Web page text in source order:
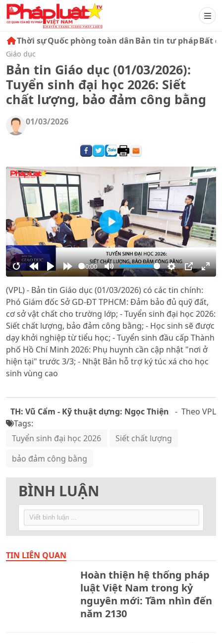
Thời sựQuốc phòng toàn dânBản tin tư phápBất
Giáo dục
Bản tin Giáo dục (01/03/2026):
Tuyển sinh đại học 2026: Siết
chất lượng, bảo đảm công bằng
01/03/2026
RestartRewind
10s
PlayForward
10s
00:00
Mute Settings
PIP
Play
(VPL) - Bản tin Giáo dục (01/03/2026) có các tin chính:
Phó Giám đốc Sở GD-ĐT TPHCM: Đảm bảo đủ quỹ đất,
cơ sở vật chất cho trường lớp; - Tuyển sinh đại học 2026:
Siết chất lượng, bảo đảm công bằng; - Học sinh sẽ được
dạy khởi nghiệp từ tiểu học; - Tuyển sinh đầu cấp Thành
phố Hồ Chí Minh 2026: Phụ huynh cần cập nhật "nơi ở
hiện tại" trước 3/3; - Nhật Bản hỗ trợ ký túc xá cho học
sinh vùng cao
TH: Vũ Cẩm - Kỹ thuật dựng: Ngọc Thiện - Theo VPL
Tags:
Tuyển sinh đại học 2026
Siết chất lượng
bảo đảm công bằng
BÌNH LUẬN
TIN LIÊN QUAN
Hoàn thiện hệ thống pháp
luật Việt Nam trong kỷ
nguyên mới: Tầm nhìn đến
năm 2130